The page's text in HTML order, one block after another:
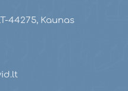
44275, Kaunas